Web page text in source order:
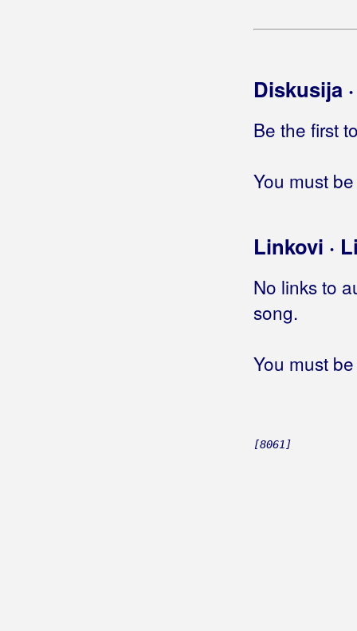
Diskusija
Be the first
You must
Linkovi ·
No links to
song.
You must
[8061]